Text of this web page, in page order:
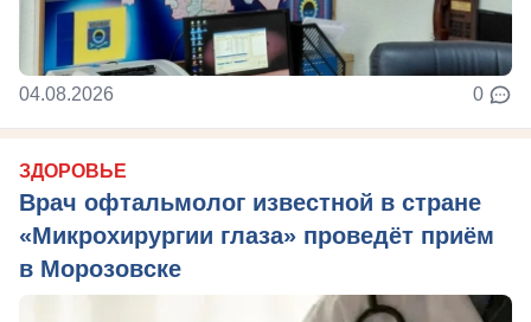
04.08.2026 0
ЗДОРОВЬЕ
Врач офтальмолог известной в стране
«Микрохирургии глаза» проведёт приём
в Морозовске